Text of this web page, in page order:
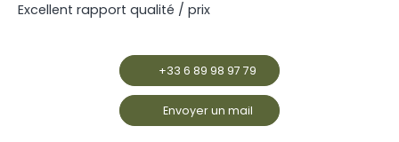
Excellent rapport qualité / prix
+33 6 89 98 97 79
Envoyer un mail